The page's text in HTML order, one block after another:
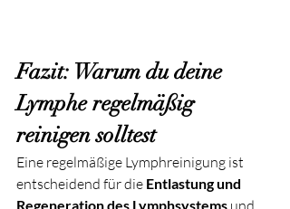
Fazit: Warum du deine
Lymphe regelmäßig
reinigen solltest
Eine regelmäßige Lymphreinigung ist
entscheidend für die Entlastung und
Regeneration des Lymphsystems